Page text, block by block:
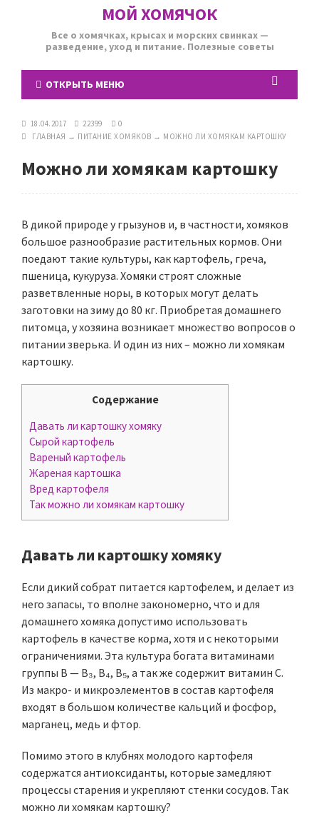
МОЙ ХОМЯЧОК
Все о хомячках, крысах и морских свинках —
разведение, уход и питание. Полезные советы
ОТКРЫТЬ МЕНЮ
18.04.2017 22399
0
ГЛАВНАЯ → ПИТАНИЕ ХОМЯКОВ → МОЖНО ЛИ ХОМЯКАМ КАРТОШКУ
Можно ли хомякам картошку
В дикой природе у грызунов и, в частности, хомяков
большое разнообразие растительных кормов. Они
поедают такие культуры, как картофель, греча,
пшеница, кукуруза. Хомяки строят сложные
разветвленные норы, в которых могут делать
заготовки на зиму до 80 кг. Приобретая домашнего
питомца, у хозяина возникает множество вопросов о
питании зверька. И один из них – можно ли хомякам
картошку.
Содержание
Давать ли картошку хомяку
Сырой картофель
Вареный картофель
Жареная картошка
Вред картофеля
Так можно ли хомякам картошку
Давать ли картошку хомяку
Если дикий собрат питается картофелем, и делает из
него запасы, то вполне закономерно, что и для
домашнего хомяка допустимо использовать
картофель в качестве корма, хотя и с некоторыми
ограничениями. Эта культура богата витаминами
группы B — B₃, B₄, B₅, а так же содержит витамин C.
Из макро- и микроэлементов в состав картофеля
входят в большом количестве кальций и фосфор,
марганец, медь и фтор.
Помимо этого в клубнях молодого картофеля
содержатся антиоксиданты, которые замедляют
процессы старения и укрепляют стенки сосудов. Так
можно ли хомякам картошку?